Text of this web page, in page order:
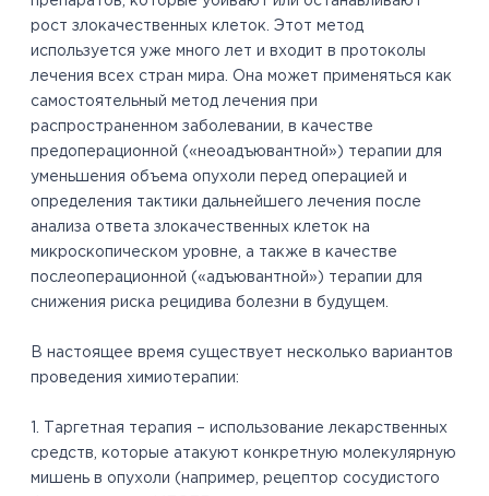
рост злокачественных клеток. Этот метод
используется уже много лет и входит в протоколы
лечения всех стран мира. Она может применяться как
самостоятельный метод лечения при
распространенном заболевании, в качестве
предоперационной («неоадъювантной») терапии для
уменьшения объема опухоли перед операцией и
определения тактики дальнейшего лечения после
анализа ответа злокачественных клеток на
микроскопическом уровне, а также в качестве
послеоперационной («адъювантной») терапии для
снижения риска рецидива болезни в будущем.
В настоящее время существует несколько вариантов
проведения химиотерапии:
1. Таргетная терапия – использование лекарственных
средств, которые атакуют конкретную молекулярную
мишень в опухоли (например, рецептор сосудистого